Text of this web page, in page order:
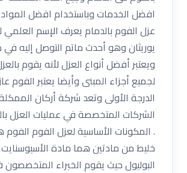
افضل الخدمات وباستخدام افضل المواد
عزل الفوم بالدمام يعرف الإسم العلمي
يوريثان وهو أحدث ماتم التوصل إليه
ويعتبر أفضل أنواع العزل لأنه يقوم
لجميع أجزاء المبنى وأيضا يعتبر الفوم
الدرجة الأولى وتعد شركة أركان
الشركات المتخصصة في عمليات العزل
. المكونات الأساسية لعزل الفوم
خليط من مادتين هما مادة
البوليول حيث يقوم الخبراء